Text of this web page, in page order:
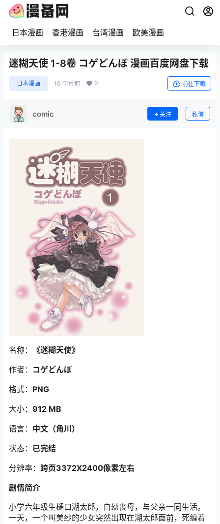
日本漫画 香港漫画 台湾漫画 欧美漫画
迷糊天使 1-8卷 コゲどんぼ 漫画百度网盘下载
日本漫画 10 个月前 0 前往下载
comic 关注 私信
名称：
《迷糊天使》
作者： コゲどんぼ
格式： PNG
大小： 912 MB
语言： 中文（角川）
状态： 已完结
分辨率： 跨页3372X2400像素左右
剧情简介
小学六年级生樋口湖太郎，自幼丧母，与父亲一同生活。
一天，一个叫美纱的少女突然出现在湖太郎面前，死缠着